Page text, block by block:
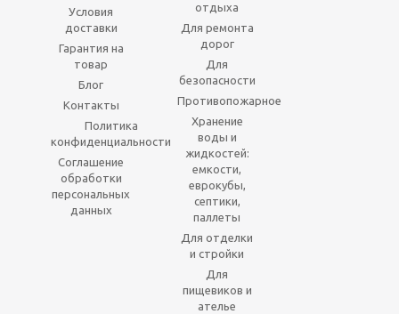
Условия
доставки
Гарантия на
товар
Блог
Контакты
Политика
конфиденциальности
Соглашение
обработки
персональных
данных
отдыха
Для ремонта
дорог
Для
безопасности
Противопожарное
Хранение
воды и
жидкостей:
емкости,
еврокубы,
септики,
паллеты
Для отделки
и стройки
Для
пищевиков и
ателье